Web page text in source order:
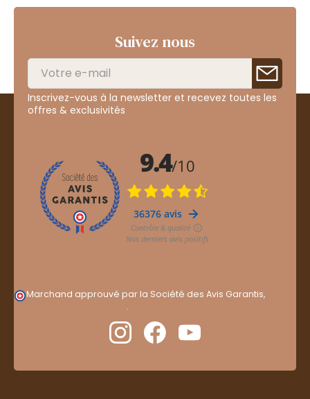
Suivez nous
Inscrivez-vous à la newsletter et recevez toutes les
offres & exclusivités
Marchand approuvé par la Société des Avis Garantis,
.